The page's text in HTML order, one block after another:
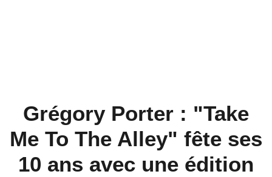
Grégory Porter : "Take
Me To The Alley" fête ses
10 ans avec une édition